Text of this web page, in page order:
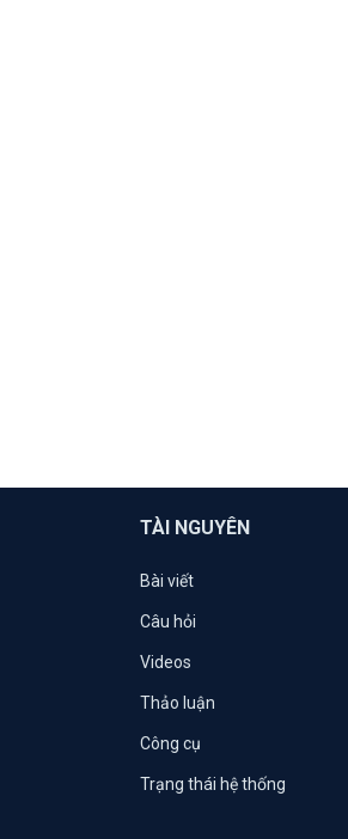
TÀI NGUYÊN
Bài viết
Câu hỏi
Videos
Thảo luận
Công cụ
Trạng thái hệ thống